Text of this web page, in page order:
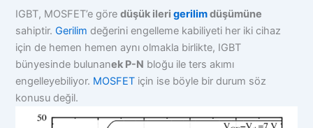
IGBT, MOSFET’e göredüşük ilerigerilimdüşümüne
sahiptir. Gerilim değerini engelleme kabiliyeti her iki cihaz
için de hemen hemen aynı olmakla birlikte, IGBT
bünyesinde bulunanek P-N bloğu ile ters akımı
engelleyebiliyor. MOSFET için ise böyle bir durum söz
konusu değil.